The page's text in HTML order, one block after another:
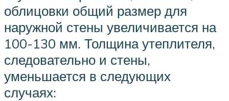
облицовки общий размер для
наружной стены увеличивается на
100-130 мм. Толщина утеплителя,
следовательно и стены,
уменьшается в следующих
случаях: